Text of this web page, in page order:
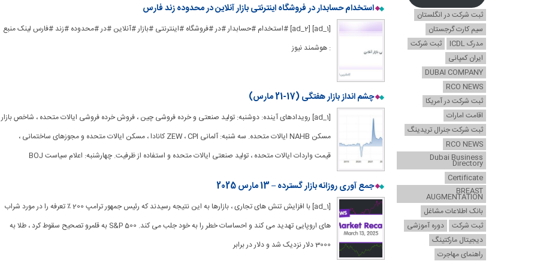
استخدام حسابدار در فروشگاه اینترنتی بازار آنلاین در محدوده زند فارس
[ad_1] [ad_2] #استخدام #حسابدار #در #فروشگاه #اینترنتی #بازار #آنلاین #در #محدوده #زند #فارس لینک منبع
: هوشمند نیوز
چشم انداز بازار هفتگی (17-21 مارس)
[ad_1] رویدادهای آینده: دوشنبه: تولید صنعتی و خرده فروشی چین ، فروش خرده فروشی ایالات متحده ، شاخص بازار
مسکن NAHB ایالات متحده. سه شنبه: آلمانی ZEW ، CPI کانادا ، مسکن ایالات متحده و مجوزهای ساختمانی ،
قیمت واردات ایالات متحده ، تولید صنعتی ایالات متحده و استفاده از ظرفیت. چهارشنبه: اعلام سیاست BOJ
جمع آوری روزانه بازار گسترده – 13 مارس 2025
[ad_1] با افزایش تنش های تجاری ، بازارها به این نتیجه رسیدند که رئیس جمهور ترامپ 200 ٪ تعرفه را در مورد شراب
های اروپایی تهدید می کند و احساسات خطر را به خود جلب می کند. S&P 500 به قلمرو تصحیح سقوط کرد ، طلا به
3000 دلار نزدیک شد و دلار در برابر
ثبت شرکت در انگلستان
سیم کارت گرجستان
مدرک ICDL
ثبت شرکت
ایران کمپانی
DUBAI COMPANY
RCO NEWS
ثبت شرکت در آمریکا
اقامت امارات
ثبت شرکت جنرال تریدینگ
RCO NEWS
Dubai Business
Directory
Certificate
BREAST
AUGMENTATION
بانک اطلاعات مشاغل
ثبت شرکت
دوره آموزشی
دیجیتال مارکتینگ
راهنمای مهاجرت